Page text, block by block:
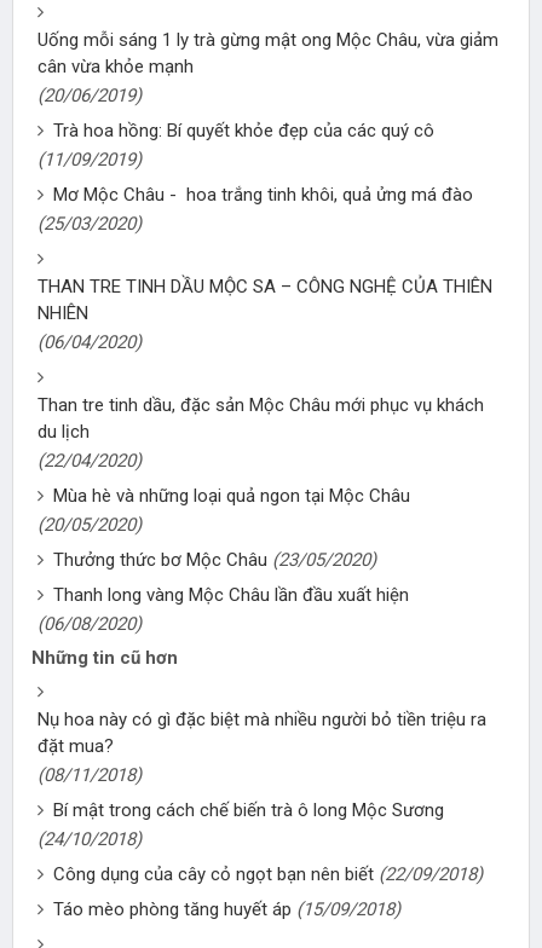
Uống mỗi sáng 1 ly trà gừng mật ong Mộc Châu, vừa giảm
cân vừa khỏe mạnh
(20/06/2019)
Trà hoa hồng: Bí quyết khỏe đẹp của các quý cô
(11/09/2019)
Mơ Mộc Châu - hoa trắng tinh khôi, quả ửng má đào
(25/03/2020)
THAN TRE TINH DẦU MỘC SA – CÔNG NGHỆ CỦA THIÊN
NHIÊN
(06/04/2020)
Than tre tinh dầu, đặc sản Mộc Châu mới phục vụ khách
du lịch
(22/04/2020)
Mùa hè và những loại quả ngon tại Mộc Châu
(20/05/2020)
Thưởng thức bơ Mộc Châu (23/05/2020)
Thanh long vàng Mộc Châu lần đầu xuất hiện
(06/08/2020)
Những tin cũ hơn
Nụ hoa này có gì đặc biệt mà nhiều người bỏ tiền triệu ra
đặt mua?
(08/11/2018)
Bí mật trong cách chế biến trà ô long Mộc Sương
(24/10/2018)
Công dụng của cây cỏ ngọt bạn nên biết (22/09/2018)
Táo mèo phòng tăng huyết áp (15/09/2018)